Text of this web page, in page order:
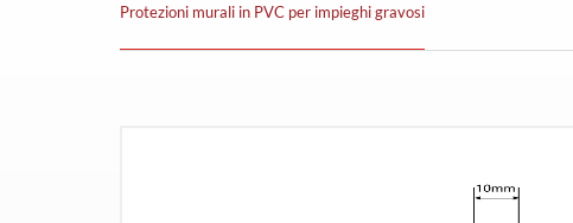
Protezioni murali in PVC per impieghi gravosi